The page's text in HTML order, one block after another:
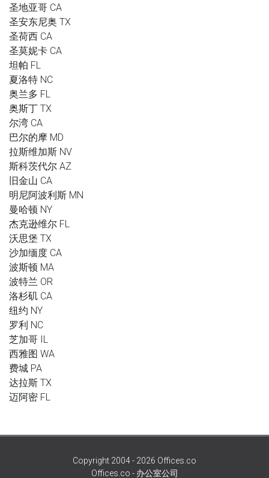
圣地亚哥 CA
圣安东尼奥 TX
圣荷西 CA
圣莫妮卡 CA
坦帕 FL
夏洛特 NC
奥兰多 FL
奥斯丁 TX
尔湾 CA
巴尔的摩 MD
拉斯维加斯 NV
斯科茨代尔 AZ
旧金山 CA
明尼阿波利斯 MN
曼哈顿 NY
杰克逊维尔 FL
沃思堡 TX
沙加缅度 CA
波斯顿 MA
波特兰 OR
洛杉矶 CA
纽约 NY
罗利 NC
芝加哥 IL
西雅图 WA
费城 PA
达拉斯 TX
迈阿密 FL
Copyright 2004 - 2026 Offices.co
Offices.co - 办公室公司